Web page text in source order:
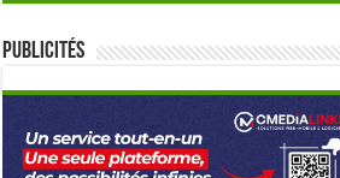
Publicités